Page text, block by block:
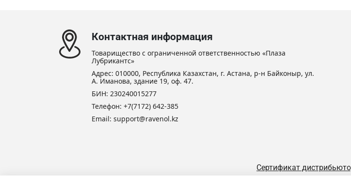
Контактная информация
Товарищество с ограниченной ответственностью «Плаза
Лубрикантс»
Адрес: 010000, Республика Казахстан, г. Астана, р-н Байконыр, ул.
А. Иманова, здание 19, оф. 47.
БИН: 230240015277
Телефон: +7(7172) 642-385
Email: support@ravenol.kz
Сертификат